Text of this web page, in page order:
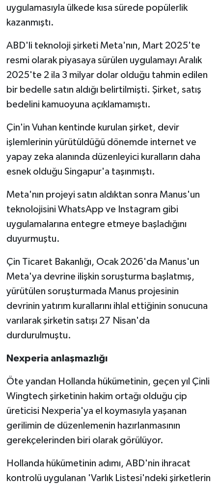
uygulamasıyla ülkede kısa sürede popülerlik
kazanmıştı.
ABD'li teknoloji şirketi Meta'nın, Mart 2025'te
resmi olarak piyasaya sürülen uygulamayı Aralık
2025'te 2 ila 3 milyar dolar olduğu tahmin edilen
bir bedelle satın aldığı belirtilmişti. Şirket, satış
bedelini kamuoyuna açıklamamıştı.
Çin'in Vuhan kentinde kurulan şirket, devir
işlemlerinin yürütüldüğü dönemde internet ve
yapay zeka alanında düzenleyici kuralların daha
esnek olduğu Singapur'a taşınmıştı.
Meta'nın projeyi satın aldıktan sonra Manus'un
teknolojisini WhatsApp ve Instagram gibi
uygulamalarına entegre etmeye başladığını
duyurmuştu.
Çin Ticaret Bakanlığı, Ocak 2026'da Manus'un
Meta'ya devrine ilişkin soruşturma başlatmış,
yürütülen soruşturmada Manus projesinin
devrinin yatırım kurallarını ihlal ettiğinin sonucuna
varılarak şirketin satışı 27 Nisan'da
durdurulmuştu.
Nexperia anlaşmazlığı
Öte yandan Hollanda hükümetinin, geçen yıl Çinli
Wingtech şirketinin hakim ortağı olduğu çip
üreticisi Nexperia'ya el koymasıyla yaşanan
gerilimin de düzenlemenin hazırlanmasının
gerekçelerinden biri olarak görülüyor.
Hollanda hükümetinin adımı, ABD'nin ihracat
kontrolü uygulanan 'Varlık Listesi'ndeki şirketlerin